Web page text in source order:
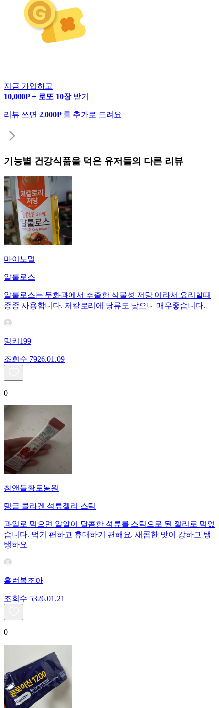
지금 가입하고
10,000P + 로또 10장 받기
리뷰 쓰면 2,000P 를 추가로 드려요
기능별 건강식품을 먹은 유저들의 다른 리뷰
마이노멀
알룰로스
알룰로스는 무화과에서 추출한 식물성 저당 이라서 요리할때
종종 사용합니다. 저칼로리에 당류도 낮으니 매우좋습니다.
밍키199
조회수 7926.01.09
0
참앤들황토농원
탱글 콜라겐 석류젤리 스틱
과일로 먹으면 알알이 달콤한 석류를 스틱으로 된 젤리로 먹었
습니다. 먹기 편하고 휴대하기 편해요. 새콤한 맛이 강하고 탱
탱하요
홈런볼조아
조회수 5326.01.21
0